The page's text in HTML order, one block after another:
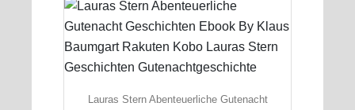
Lauras Stern Abenteuerliche Gutenacht